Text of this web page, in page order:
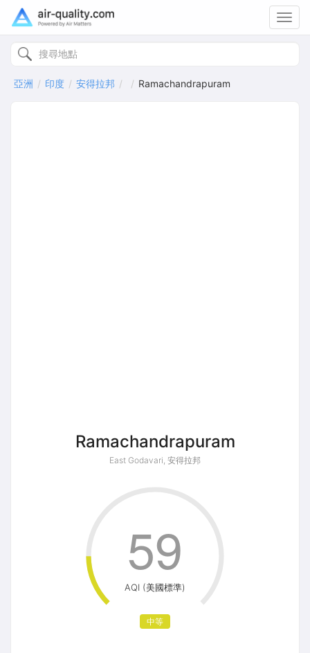
亞洲 印度 安得拉邦 Ramachandrapuram
Ramachandrapuram
East Godavari, 安得拉邦
AQI (美國標準)
中等
59